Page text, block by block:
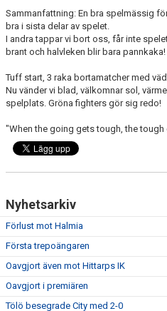
Sammanfattning: En bra spelmässig
bra i sista delar av spelet.
I andra tappar vi bort oss, får inte
brant och halvleken blir bara pannkaka!
Tuff start, 3 raka bortamatcher med
Nu vänder vi blad, välkomnar sol,
spelplats. Gröna fighters gör sig redo!
"When the going gets tough, the
Nyhetsarkiv
Förlust mot Halmia
Första trepoängaren
Oavgjort även mot Hittarps IK
Oavgjort i premiären
Tölö besegrade City med 2-0